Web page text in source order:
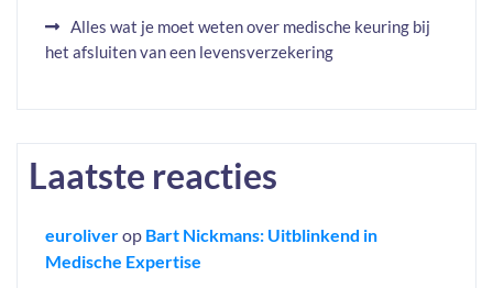
Alles wat je moet weten over medische keuring bij
het afsluiten van een levensverzekering
Laatste reacties
euroliverop Bart Nickmans: Uitblinkend in
Medische Expertise